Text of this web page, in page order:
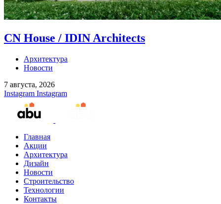
CN House / IDIN Architects
Архитектура
Новости
7 августа, 2026
Instagram Instagram
Главная
Акции
Архитектура
Дизайн
Новости
Строительство
Технологии
Контакты